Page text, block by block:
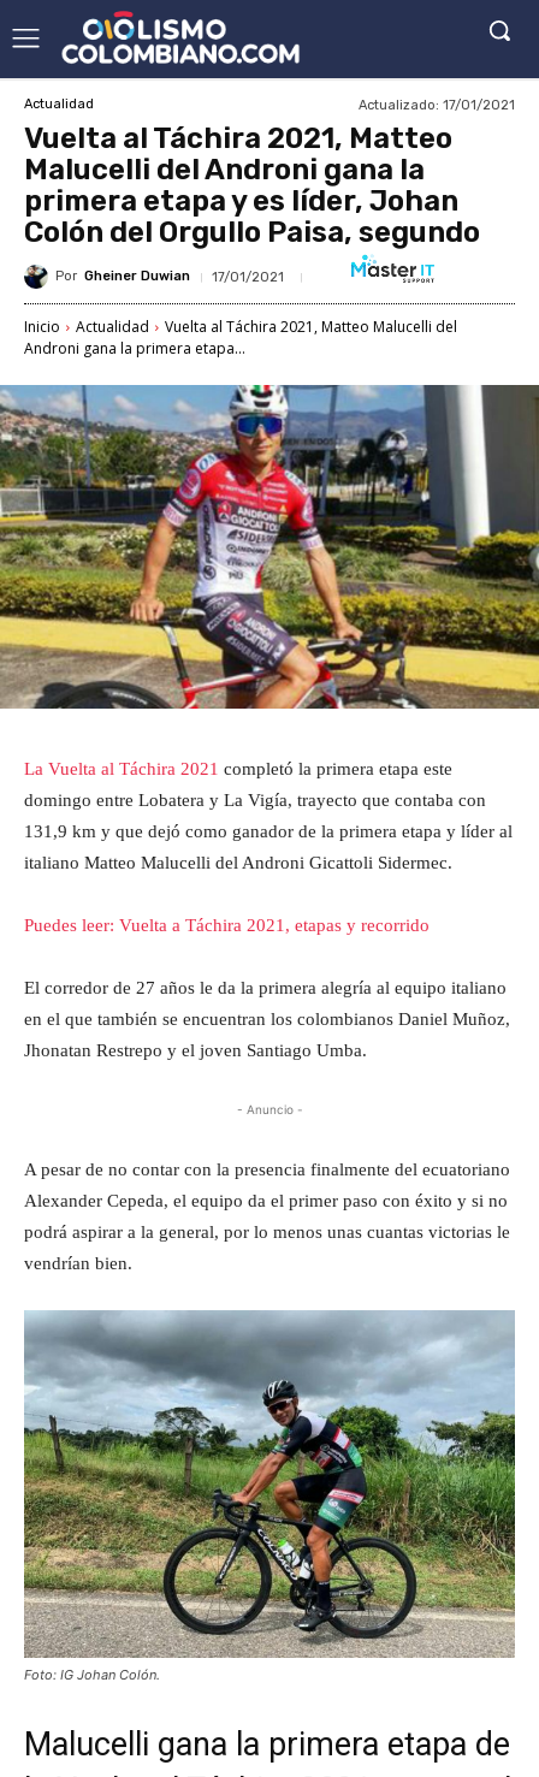
Actualidad Actualizado: 17/01/2021
Vuelta al Táchira 2021, Matteo
Malucelli del Androni gana la
primera etapa y es líder, Johan
Colón del Orgullo Paisa, segundo
Por Gheiner Duwian 17/01/2021
Inicio Actualidad
Vuelta al Táchira 2021, Matteo Malucelli del
Androni gana la primera etapa...
La Vuelta al Táchira 2021 completó la primera etapa este
domingo entre Lobatera y La Vigía, trayecto que contaba con
131,9 km y que dejó como ganador de la primera etapa y líder al
italiano Matteo Malucelli del Androni Gicattoli Sidermec.
Puedes leer: Vuelta a Táchira 2021, etapas y recorrido
El corredor de 27 años le da la primera alegría al equipo italiano
en el que también se encuentran los colombianos Daniel Muñoz,
Jhonatan Restrepo y el joven Santiago Umba.
- Anuncio -
A pesar de no contar con la presencia finalmente del ecuatoriano
Alexander Cepeda, el equipo da el primer paso con éxito y si no
podrá aspirar a la general, por lo menos unas cuantas victorias le
vendrían bien.
Foto: IG Johan Colón.
Malucelli gana la primera etapa de